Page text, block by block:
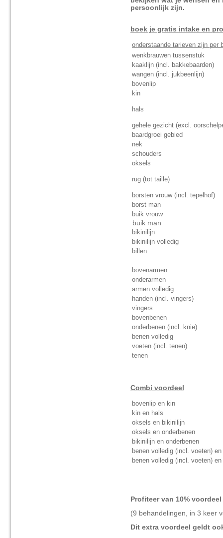
persoonlijk zijn.
boek je gratis intake en
onderstaande tarieven zijn per
wenkbrauwen tussenstuk
kaaklijn (incl. bakkebaarden)
wangen (incl. jukbeenlijn)
bovenlip
kin
hals
gehele gezicht (excl.
baardgroei gebied
nek
schouders
oksels
rug (tot taille)
borsten vrouw (incl. tepelhof)
borst man
buik vrouw
buik man
bikinilijn volledig
billen
bovenarmen
onderarmen
armen volledig
handen (incl. vingers)
vingers
bovenbenen
onderbenen (incl. knie)
benen volledig
voeten (incl. tenen)
tenen
Combi voordeel
bovenlip en kin
kin en hals
oksels en bikinilijn
oksels en onderbenen
bikinilijn en onderbenen
benen volledig (incl. voeten)
benen volledig (incl. voeten)
Profiteer van 10%
(9 behandelingen, in 3 keer
Dit extra voordeel geldt